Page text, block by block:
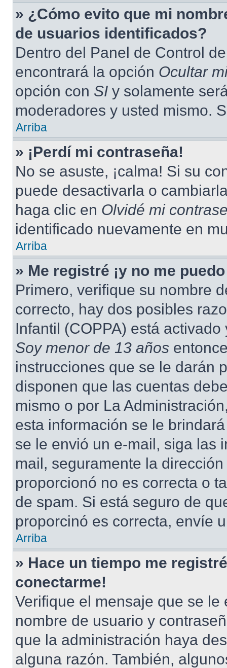
» ¿Cómo evito que mi
de usuarios identificados?
Dentro del Panel de Control
encontrará la opción Ocultar
opción con SI y solamente
moderadores y usted mismo.
Arriba
» ¡Perdí mi contraseña!
No se asuste, ¡calma! Si su
puede desactivarla o
haga clic en Olvidé mi
identificado nuevamente en
Arriba
» Me registré ¡y no me
Primero, verifique su nombre
correcto, hay dos posibles
Infantil (COPPA) está
Soy menor de 13 años
instrucciones que se le darán
disponen que las cuentas
mismo o por La
esta información se le
se le envió un e-mail, siga las
mail, seguramente la
proporcionó no es correcta o
de spam. Si está seguro de
proporcinó es correcta, envíe
Arriba
» Hace un tiempo me
conectarme!
Verifique el mensaje que se
nombre de usuario y
que la administración haya
alguna razón. También,